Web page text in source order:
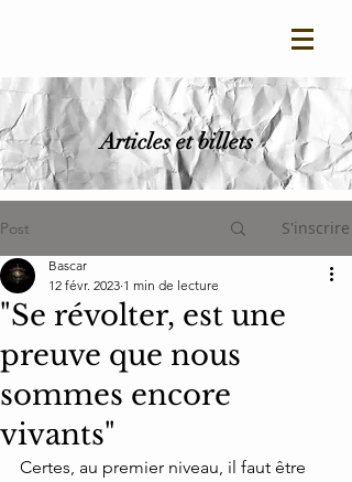
Articles et billets
Post S'inscrire
"Se révolter, est une
preuve que nous
sommes encore
vivants"
Bascar
12 févr. 2023 1 min de lecture
Certes, au premier niveau, il faut être